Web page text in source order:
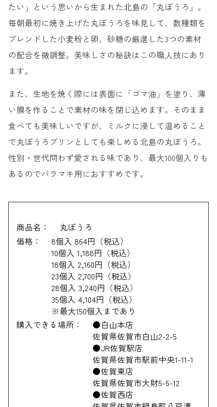
たい」という思いから生まれた北島の「丸ぼうろ」。
毎朝最初に焼き上げた丸ぼうろを味見して、数種類を
ブレンドした小麦粉と卵、砂糖の厳選した3つの素材
の配合を微調整。美味しさの秘訣はこの職人技にあり
ます。
また、生地を焼く際には表面に「ゴマ油」を塗り、薄
い膜を作ることで素材の味を閉じ込めます。そのまま
食べても美味しいですが、ミルクに浸して温めること
で丸ぼうろプリンとしても楽しめる北島の丸ぼうろ。
性別・世代問わず愛される味であり、最大100個入りも
あるのでバラマキ用におすすめです。
商品名：
丸ぼうろ
価格：
8個入 864円（税込）
10個入 1,188円（税込）
18個入 2,160円（税込）
23個入 2,700円（税込）
28個入 3,240円（税込）
35個入 4,104円（税込）
※最大150個入まであり
購入できる場所：
●白山本店
佐賀県佐賀市白山2-2-5
●JR佐賀駅店
佐賀県佐賀市駅前中央1-11-1
●佐賀東店
佐賀県佐賀市大財5-5-12
●佐賀西店